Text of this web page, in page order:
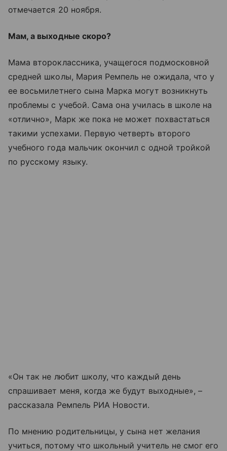
отмечается 20 ноября.
Мам, а выходные скоро?
Мама второклассника, учащегося подмосковной
средней школы, Мария Ремпель не ожидала, что у
ее восьмилетнего сына Марка могут возникнуть
проблемы с учебой. Сама она училась в школе на
«отлично», Марк же пока не может похвастаться
такими успехами. Первую четверть второго
учебного года мальчик окончил с одной тройкой
по русскому языку.
«Он так не любит школу, что каждый день
спрашивает меня, когда же будут выходные», –
рассказала Ремпель РИА Новости.
По мнению родительницы, у сына нет желания
учиться, потому что школьный учитель не смог его